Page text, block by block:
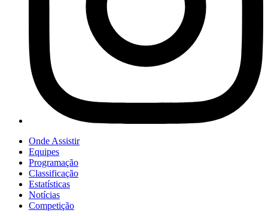
Onde Assistir
Equipes
Programação
Classificação
Estatísticas
Notícias
Competição